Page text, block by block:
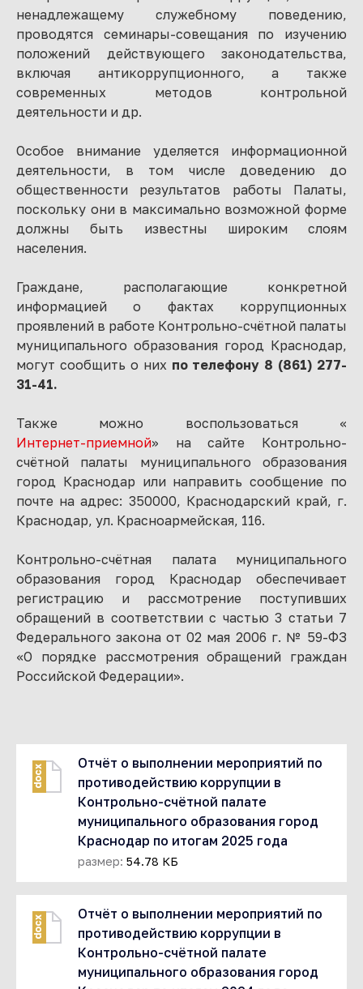
ненадлежащему служебному поведению,
проводятся семинары-совещания по изучению
положений действующего законодательства,
включая антикоррупционного, а также
современных методов контрольной
деятельности и др.
Особое внимание уделяется информационной
деятельности, в том числе доведению до
общественности результатов работы Палаты,
поскольку они в максимально возможной форме
должны быть известны широким слоям
населения.
Граждане, располагающие конкретной
информацией о фактах коррупционных
проявлений в работе Контрольно-счётной палаты
муниципального образования город Краснодар,
могут сообщить о них по телефону 8 (861) 277-
31-41.
Также можно воспользоваться «
Интернет-приемной» на сайте Контрольно-
счётной палаты муниципального образования
город Краснодар или направить сообщение по
почте на адрес: 350000, Краснодарский край, г.
Краснодар, ул. Красноармейская, 116.
Контрольно-счётная палата муниципального
образования город Краснодар обеспечивает
регистрацию и рассмотрение поступивших
обращений в соответствии с частью 3 статьи 7
Федерального закона от 02 мая 2006 г. № 59-ФЗ
«О порядке рассмотрения обращений граждан
Российской Федерации».
docx
Отчёт о выполнении мероприятий по
противодействию коррупции в
Контрольно-счётной палате
муниципального образования город
Краснодар по итогам 2025 года
размер: 54.78 КБ
docx
Отчёт о выполнении мероприятий по
противодействию коррупции в
Контрольно-счётной палате
муниципального образования город